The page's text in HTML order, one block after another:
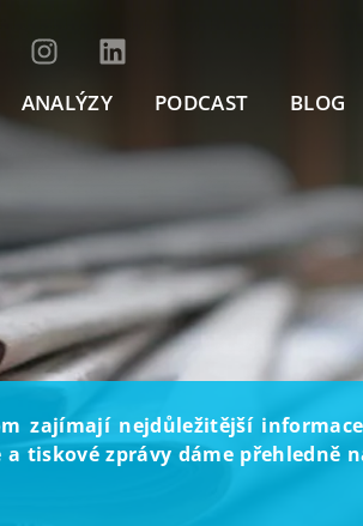
ANALÝZY PODCAST BLOG
zajímají nejdůležitější
tiskové zprávy dáme